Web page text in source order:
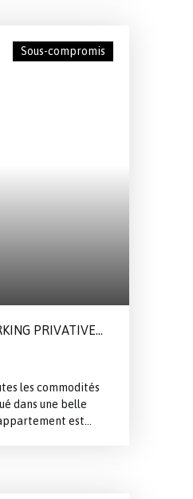
aujourd'hui pour
Sous-compromis
PRIVATIVE
les commodités
dans une belle
est